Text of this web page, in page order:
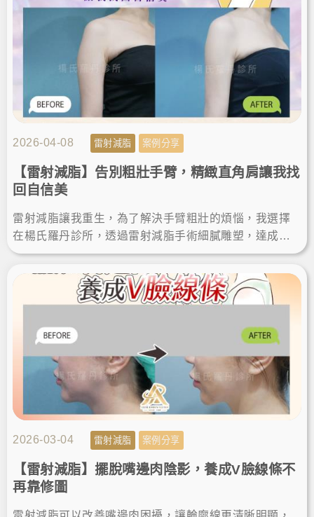
2026-04-08 雷射減脂 案例分享
【雷射減脂】告別粗壯手臂，精緻直角肩讓我找
回自信美
雷射減脂讓我重生，為了解決手臂粗壯的煩惱，我選擇
在楊氏羅丹診所，透過雷射減脂手術細膩雕塑，達成瘦
手臂夢想。術後效果自然，體態視覺更顯瘦，變身直角
肩找回自信美。
2026-03-04 雷射減脂 案例分享
【雷射減脂】擺脫嘴邊肉陰影，養成V臉線條不
再靠修圖